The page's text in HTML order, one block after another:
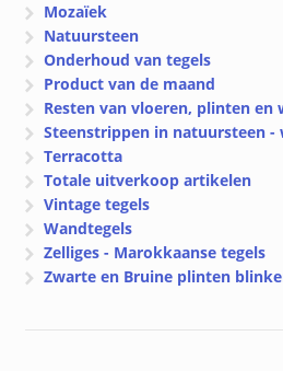
Mozaïek
Natuursteen
Onderhoud van tegels
Product van de maand
Resten van vloeren, plinten en
Steenstrippen in natuursteen -
Terracotta
Totale uitverkoop artikelen
Vintage tegels
Wandtegels
Zelliges - Marokkaanse tegels
Zwarte en Bruine plinten